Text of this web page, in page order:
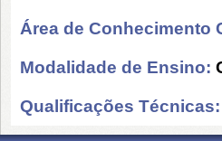
Área de Conhecimento
Modalidade de Ensino:
Qualificações Técnicas: